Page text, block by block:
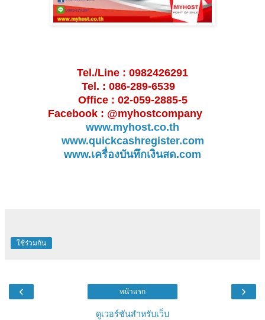
Tel./Line : 0982426291
Tel. : 086-289-6539
Office : 02-059-2885-5
Facebook : @myhostcompany
www.myhost.co.th
www.quickcashregister.com
www.เครื่องบันทึกเงินสด.com
ใช้ร่วมกัน
‹ ›
หน้าแรก
ดูเวอร์ชันสำหรับเว็บ